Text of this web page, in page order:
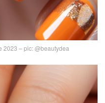
2023 – pic: @beautydea